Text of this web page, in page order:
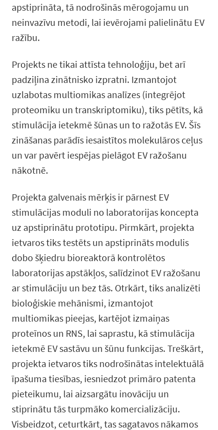
apstiprināta, tā nodrošinās mērogojamu un
neinvazīvu metodi, lai ievērojami palielinātu EV
ražību.
Projekts ne tikai attīsta tehnoloģiju, bet arī
padziļina zinātnisko izpratni. Izmantojot
uzlabotas multiomikas analīzes (integrējot
proteomiku un transkriptomiku), tiks pētīts, kā
stimulācija ietekmē šūnas un to ražotās EV. Šīs
zināšanas parādīs iesaistītos molekulāros ceļus
un var pavērt iespējas pielāgot EV ražošanu
nākotnē.
Projekta galvenais mērķis ir pārnest EV
stimulācijas moduli no laboratorijas koncepta
uz apstiprinātu prototipu. Pirmkārt, projekta
ietvaros tiks testēts un apstiprināts modulis
dobo šķiedru bioreaktorā kontrolētos
laboratorijas apstākļos, salīdzinot EV ražošanu
ar stimulāciju un bez tās. Otrkārt, tiks analizēti
bioloģiskie mehānismi, izmantojot
multiomikas pieejas, kartējot izmaiņas
proteīnos un RNS, lai saprastu, kā stimulācija
ietekmē EV sastāvu un šūnu funkcijas. Treškārt,
projekta ietvaros tiks nodrošinātas intelektuālā
īpašuma tiesības, iesniedzot primāro patenta
pieteikumu, lai aizsargātu inovāciju un
stiprinātu tās turpmāko komercializāciju.
Visbeidzot, ceturtkārt, tas sagatavos nākamos